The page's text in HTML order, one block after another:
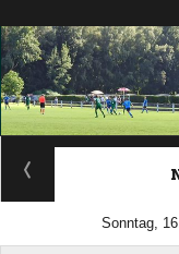
Sonntag,